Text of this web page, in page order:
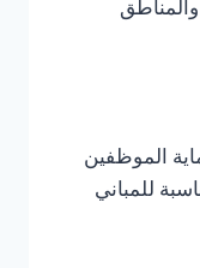
الموظفين
للمباني